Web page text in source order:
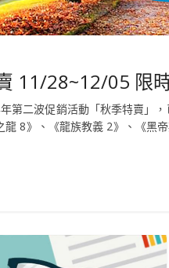
11/28~12/05 限
第二波促銷活動「秋季特賣」
龍 8》、《龍族教義 2》、《黑